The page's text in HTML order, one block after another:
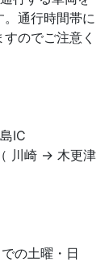
通行時間帯に
のでご注意く
IC
川崎 → 木更津
の土曜・日